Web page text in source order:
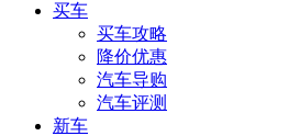
买车
买车攻略
降价优惠
汽车导购
汽车评测
新车